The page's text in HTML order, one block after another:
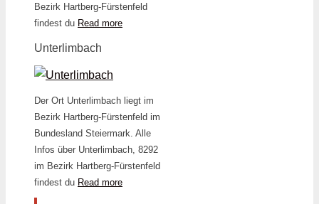
Bezirk Hartberg-Fürstenfeld
findest du Read more
Unterlimbach
Der Ort Unterlimbach liegt im
Bezirk Hartberg-Fürstenfeld im
Bundesland Steiermark. Alle
Infos über Unterlimbach, 8292
im Bezirk Hartberg-Fürstenfeld
findest du Read more